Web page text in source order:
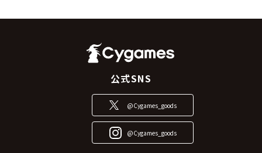
公式SNS
@Cygames_goods
@Cygames_goods